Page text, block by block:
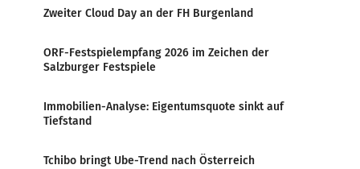
Zweiter Cloud Day an der FH Burgenland
ORF-Festspielempfang 2026 im Zeichen der
Salzburger Festspiele
Immobilien-Analyse: Eigentumsquote sinkt auf
Tiefstand
Tchibo bringt Ube-Trend nach Österreich